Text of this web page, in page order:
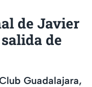
de Javier
de
Guadalajara,